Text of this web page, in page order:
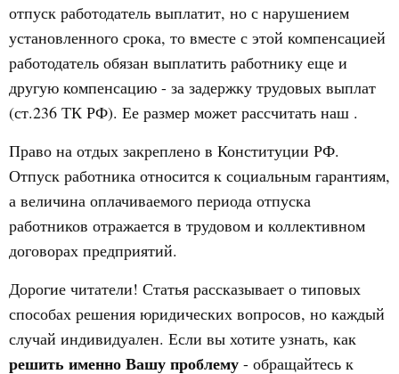
отпуск работодатель выплатит, но с нарушением
установленного срока, то вместе с этой компенсацией
работодатель обязан выплатить работнику еще и
другую компенсацию - за задержку трудовых выплат
(ст.236 ТК РФ). Ее размер может рассчитать наш .
Право на отдых закреплено в Конституции РФ.
Отпуск работника относится к социальным гарантиям,
а величина оплачиваемого периода отпуска
работников отражается в трудовом и коллективном
договорах предприятий.
Дорогие читатели! Статья рассказывает о типовых
способах решения юридических вопросов, но каждый
случай индивидуален. Если вы хотите узнать, как
решить именно Вашу проблему - обращайтесь к